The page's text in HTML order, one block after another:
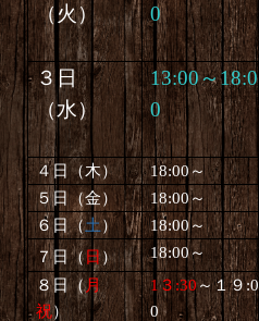
（火）
0
３日
（水）
13:00～18:0
0
４日（木） 18:00～
５日（金） 18:00～
６日（土） 18:00～
７日（日） 18:00～
８日（月
祝）
1３:30～１９:0
0